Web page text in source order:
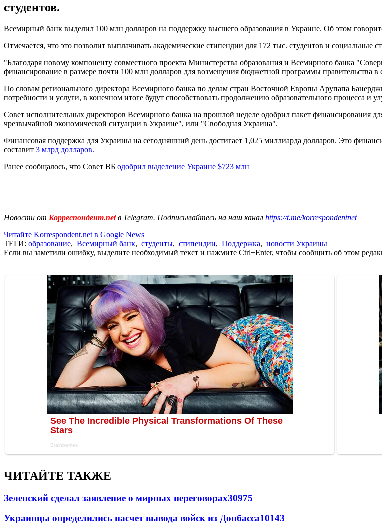
студентов.
Всемирный банк выделил 100 млн долларов на поддержку высшего образования в Украине. Об этом
Отмечается, что это позволит выплачивать академические стипендии для 172 тыс. студентов и социальные
"Благодаря новому компоненту совместного проекта Министерства образования и Всемирного банка
финансирование в размере почти 100 млн долларов для возмещения бюджетной программы правительства
По словам регионального директора Всемирного банка по делам стран Восточной Европы Арупапа
потребности и услуги, в конечном итоге будут способствовать продолжению образовательного процесса и
Совет исполнительных директоров Всемирного банка на прошлой неделе одобрил пакет финансирования
чрезвычайной экономической ситуации в Украине", или "Свободная Украина".
Финансовая поддержка для Украины на сегодняшний день достигает 1,025 миллиарда долларов. Это
составит 3 млрд долларов.
Ранее сообщалось, что Совет ВБ одобрил выделение Украине $723 млн
Новости от Корреспондент.netв Telegram. Подписывайтесь на наш канал https://t.me/korrespondentnet
Читайте Korrespondent.net в Google News
ТЕГИ: образование, Всемирный банк, студенты, стипендии, Поддержка, новости Украины
Если вы заметили ошибку, выделите необходимый текст и нажмите Ctrl+Enter, чтобы сообщить об этом
ЧИТАЙТЕ ТАКЖЕ
Зеленский сделал заявление о мирных переговорах30975
Украинцы определились насчет вывода войск из Донбасса10143